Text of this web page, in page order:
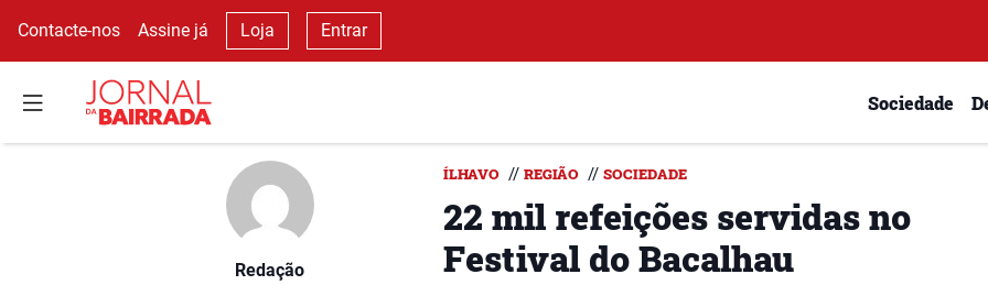
Contacte-nos Assine já Loja Entrar
Sociedade
Redação
ÍLHAVO // REGIÃO // SOCIEDADE
22 mil refeições servidas no
Festival do Bacalhau